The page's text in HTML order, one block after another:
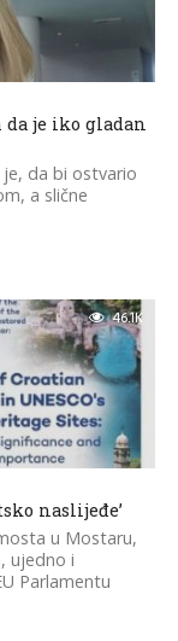
da je iko gladan
da bi ostvario
a slične
46.1K
naslijeđe’
u Mostaru,
ujedno i
Parlamentu